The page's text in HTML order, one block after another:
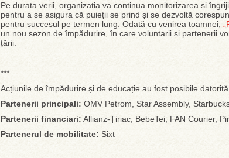
Pe durata verii, organizația va continua monitorizarea și
pentru a se asigura că puieții se prind și se dezvoltă
pentru succesul pe termen lung. Odată cu venirea toamnei,
un nou sezon de împădurire, în care voluntarii și partenerii
țării.
***
Acțiunile de împădurire și de educație au fost posibile
Partenerii principali: OMV Petrom, Star Assembly,
Partenerii financiari: Allianz-Țiriac, BebeTei, FAN Courier,
Partenerul de mobilitate: Sixt